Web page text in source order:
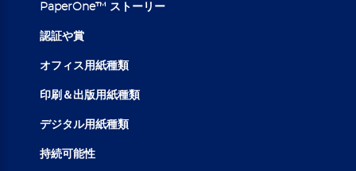
PaperOne™ ストーリー
認証や賞
オフィス用紙種類
印刷＆出版用紙種類
デジタル用紙種類
持続可能性